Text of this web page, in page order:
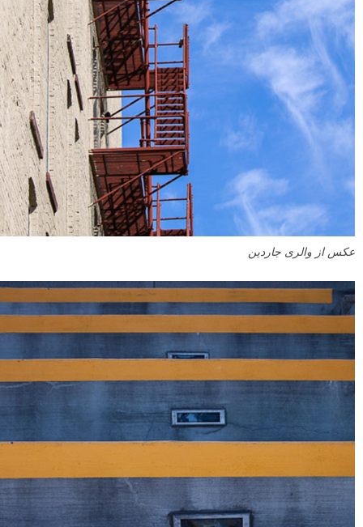
عکس از والری جاردین